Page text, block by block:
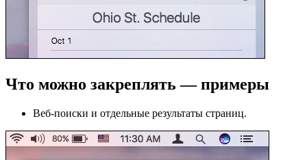
Что можно закреплять — примеры
Веб‑поиски и отдельные результаты страниц.